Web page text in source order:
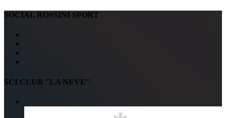
SOCIAL ROSSINI SPORT
SCI CLUB "LA NEVE"